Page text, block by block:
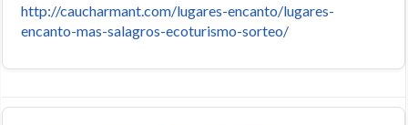
http://caucharmant.com/lugares-encanto/lugares-
encanto-mas-salagros-ecoturismo-sorteo/